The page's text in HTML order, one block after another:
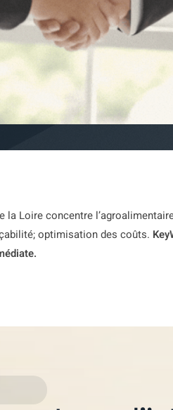
la Loire concentre
optimisation des coûts.